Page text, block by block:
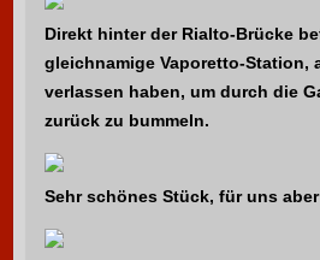
Direkt hinter der Rialto-Brücke
gleichnamige Vaporetto-Station,
verlassen haben, um durch die
zurück zu bummeln.
Sehr schönes Stück, für uns